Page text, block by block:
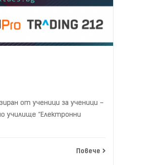
от ученици за ученици –
училище “Електронни
Повече